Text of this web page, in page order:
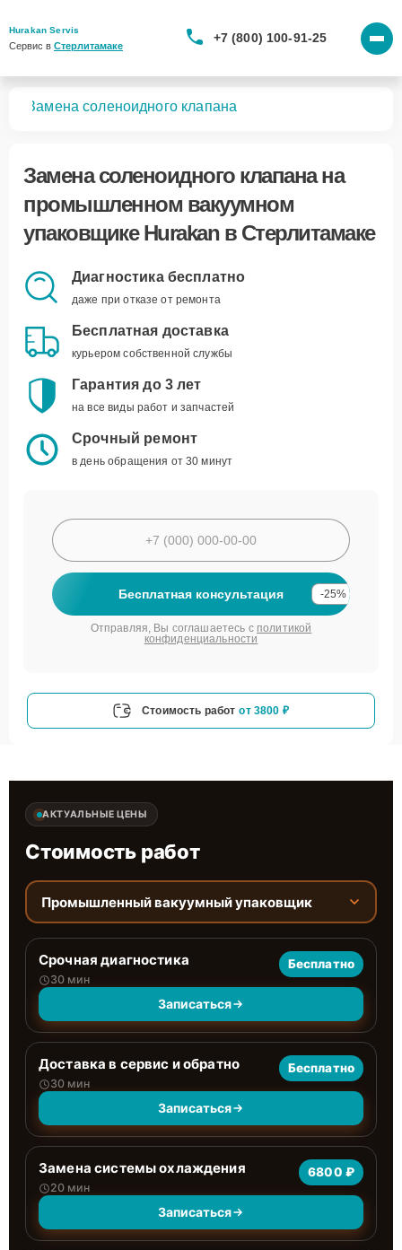
Hurakan Servis
Сервис в Стерлитамаке
+7 (800) 100-91-25
Замена соленоидного клапана
Замена соленоидного клапанана
промышленном вакуумном
упаковщике Hurakan в Стерлитамаке
Диагностика бесплатно
даже при отказе от ремонта
Бесплатная доставка
курьером собственной службы
Гарантия до 3 лет
на все виды работ и запчастей
Срочный ремонт
в день обращения от 30 минут
Бесплатная консультация -25%
Отправляя, Вы соглашаетесь с политикой
конфиденциальности
Стоимость работ от 3800 ₽
АКТУАЛЬНЫЕ ЦЕНЫ
Стоимость работ
Промышленный вакуумный упаковщик
Срочная диагностика
30 мин
Бесплатно
Записаться
Доставка в сервис и обратно
30 мин
Бесплатно
Записаться
Замена системы охлаждения
20 мин
6800 ₽
Записаться